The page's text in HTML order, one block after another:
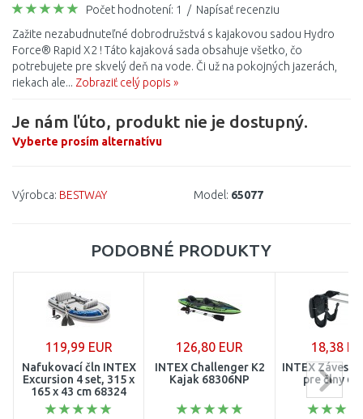
Počet hodnotení: 1 / Napísať recenziu
Zažite nezabudnuteľné dobrodružstvá s kajakovou sadou Hydro
Force® Rapid X2 ! Táto kajaková sada obsahuje všetko, čo
potrebujete pre skvelý deň na vode. Či už na pokojných jazerách,
riekach ale... Zobraziť celý popis »
Je nám ľúto, produkt nie je dostupný.
Vyberte prosím alternatívu
Výrobca: BESTWAY Model: 65077
PODOBNÉ PRODUKTY
119,99 EUR
Nafukovací čln INTEX
Excursion 4 set, 315 x
165 x 43 cm 68324
126,80 EUR
INTEX Challenger K2
Kajak 68306NP
18,38
INTEX Záves
pre člny